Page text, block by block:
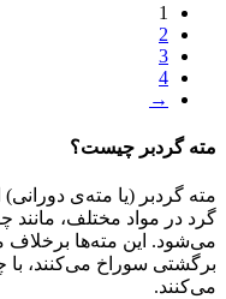
1
2
3
4
→
مته گردبر چیست؟
مته گردبر (یا مته‌ی
گرد در مواد مختلف، مانند
می‌شود. این مته‌ها
برگشتی سوراخ می‌کنند،
می‌کنند.